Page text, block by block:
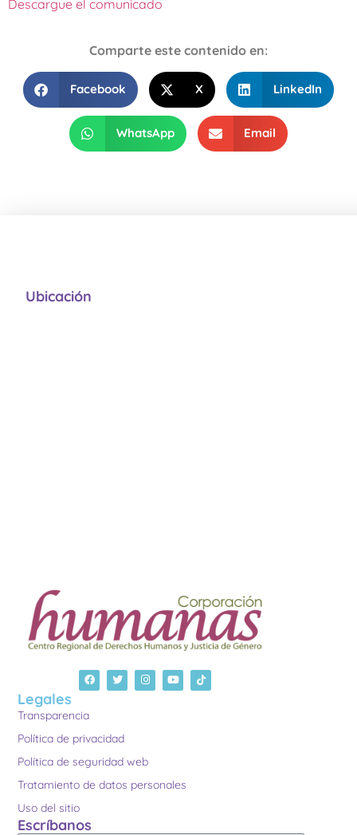
Descargue el comunicado
Comparte este contenido en:
Facebook X LinkedIn
WhatsApp Email
Legales
Transparencia
Política de privacidad
Política de seguridad web
Tratamiento de datos personales
Uso del sitio
Escríbanos
Ubicación